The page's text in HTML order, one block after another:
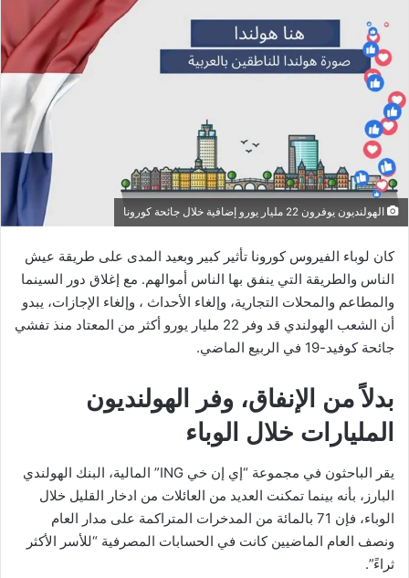
الهولنديون يوفرون 22 مليار يورو إضافية خلال جائحة كورونا
كان لوباء الفيروس كورونا تأثير كبير وبعيد المدى على طريقة عيش
الناس والطريقة التي ينفق بها الناس أموالهم. مع إغلاق دور السينما
والمطاعم والمحلات التجارية، وإلغاء الأحداث ، وإلغاء الإجازات، يبدو
أن الشعب الهولندي قد وفر 22 مليار يورو أكثر من المعتاد منذ تفشي
جائحة كوفيد-19 في الربيع الماضي.
بدلاً من الإنفاق، وفر الهولنديون
المليارات خلال الوباء
يقر الباحثون في مجموعة “إي إن خي ING” المالية، البنك الهولندي
البارز، بأنه بينما تمكنت العديد من العائلات من ادخار القليل خلال
الوباء، فإن 71 بالمائة من المدخرات المتراكمة على مدار العام
ونصف العام الماضيين كانت في الحسابات المصرفية “للأسر الأكثر
ثراءً”.